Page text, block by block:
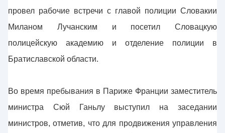
провел рабочие встречи с главой полиции Словакии
Миланом Лучанским и посетил Словацкую
полицейскую академию и отделение полиции в
Братиславской области.
Во время пребывания в Париже Франции заместитель
министра Сюй Ганьлу выступил на заседании
министров, отметив, что для продвижения управления